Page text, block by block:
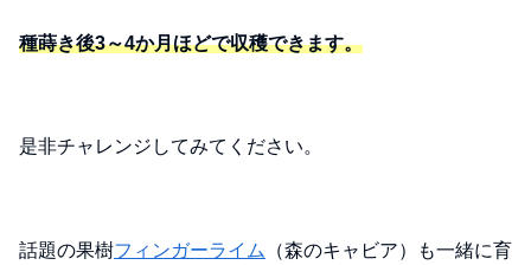
種蒔き後3～4か月ほどで収穫できます。
是非チャレンジしてみてください。
話題の果樹フィンガーライム
（森のキャビア）も一緒に育